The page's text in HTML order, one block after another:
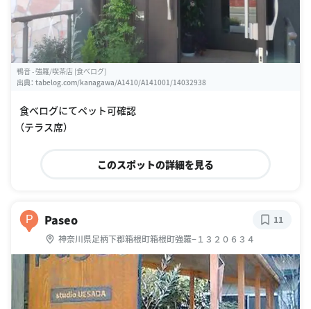
鴨音 - 強羅/喫茶店 [食べログ]
出典： tabelog.com/kanagawa/A1410/A141001/14032938
食べログにてペット可確認
（テラス席）
このスポットの詳細を見る
P Paseo
神奈川県足柄下郡箱根町箱根町強羅−１３２０６３４
11